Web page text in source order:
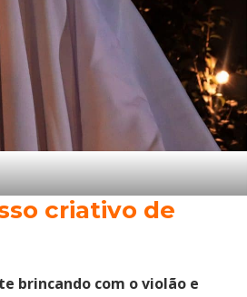
criativo de
brincando com o violão e